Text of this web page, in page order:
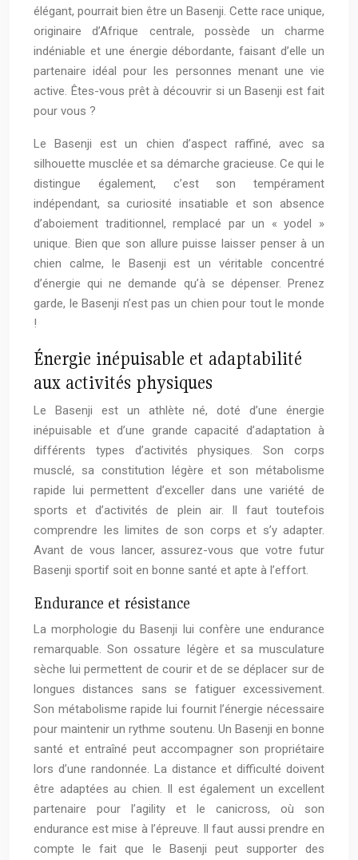
élégant, pourrait bien être un Basenji. Cette race unique,
originaire d’Afrique centrale, possède un charme
indéniable et une énergie débordante, faisant d’elle un
partenaire idéal pour les personnes menant une vie
active. Êtes-vous prêt à découvrir si un Basenji est fait
pour vous ?
Le Basenji est un chien d’aspect raffiné, avec sa
silhouette musclée et sa démarche gracieuse. Ce qui le
distingue également, c’est son tempérament
indépendant, sa curiosité insatiable et son absence
d’aboiement traditionnel, remplacé par un « yodel »
unique. Bien que son allure puisse laisser penser à un
chien calme, le Basenji est un véritable concentré
d’énergie qui ne demande qu’à se dépenser. Prenez
garde, le Basenji n’est pas un chien pour tout le monde
!
Énergie inépuisable et adaptabilité
aux activités physiques
Le Basenji est un athlète né, doté d’une énergie
inépuisable et d’une grande capacité d’adaptation à
différents types d’activités physiques. Son corps
musclé, sa constitution légère et son métabolisme
rapide lui permettent d’exceller dans une variété de
sports et d’activités de plein air. Il faut toutefois
comprendre les limites de son corps et s’y adapter.
Avant de vous lancer, assurez-vous que votre futur
Basenji sportif soit en bonne santé et apte à l’effort.
Endurance et résistance
La morphologie du Basenji lui confère une endurance
remarquable. Son ossature légère et sa musculature
sèche lui permettent de courir et de se déplacer sur de
longues distances sans se fatiguer excessivement.
Son métabolisme rapide lui fournit l’énergie nécessaire
pour maintenir un rythme soutenu. Un Basenji en bonne
santé et entraîné peut accompagner son propriétaire
lors d’une randonnée. La distance et difficulté doivent
être adaptées au chien. Il est également un excellent
partenaire pour l’agility et le canicross, où son
endurance est mise à l’épreuve. Il faut aussi prendre en
compte le fait que le Basenji peut supporter des